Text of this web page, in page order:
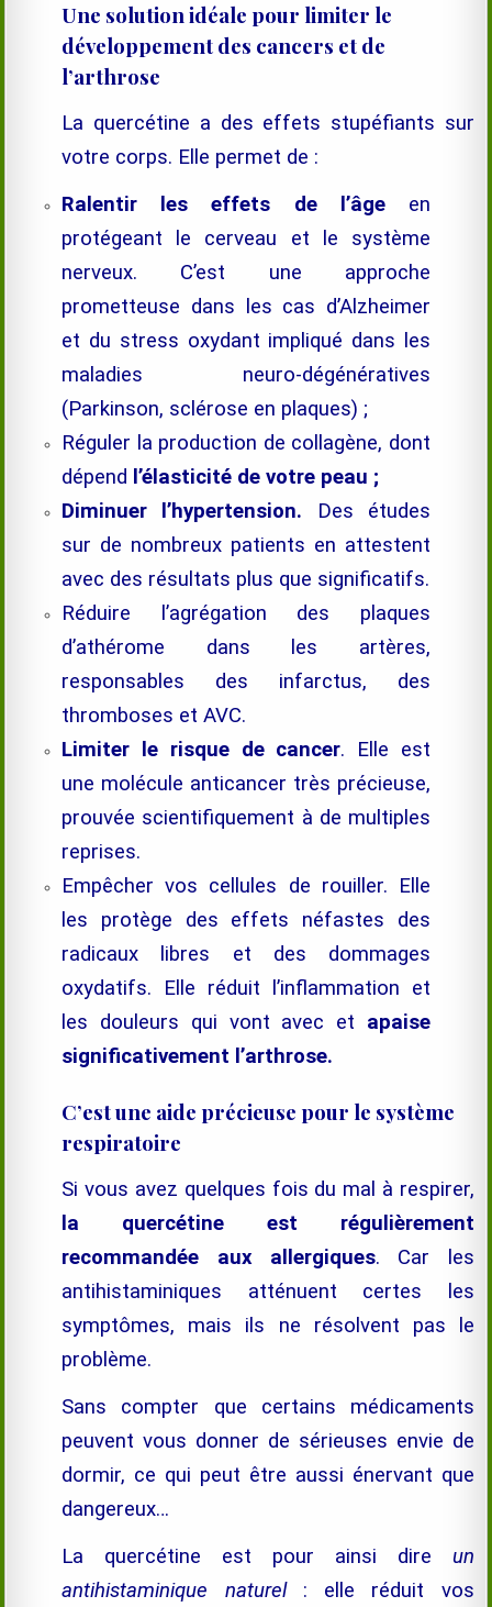
Une solution idéale pour limiter le
développement des cancers et de
l’arthrose
La quercétine a des effets stupéfiants sur
votre corps. Elle permet de :
Ralentir les effets de l’âgeen
protégeant le cerveau et le système
nerveux. C’est une approche
prometteuse dans les cas d’Alzheimer
et du stress oxydant impliqué dans les
maladies neuro-dégénératives
(Parkinson, sclérose en plaques) ;
Réguler la production de collagène, dont
dépend l’élasticité de votre peau ;
Diminuer l’hypertension.
Des études
sur de nombreux patients en attestent
avec des résultats plus que significatifs.
Réduire l’agrégation des plaques
d’athérome dans les artères,
responsables des infarctus, des
thromboses et AVC.
Limiter le risque de cancer. Elle est
une molécule anticancer très précieuse,
prouvée scientifiquement à de multiples
reprises.
Empêcher vos cellules de rouiller. Elle
les protège des effets néfastes des
radicaux libres et des dommages
oxydatifs. Elle réduit l’inflammation et
les douleurs qui vont avec et apaise
significativement l’arthrose.
C’est une aide précieuse pour le système
respiratoire
Si vous avez quelques fois du mal à respirer,
la quercétine est régulièrement
recommandée aux allergiques. Car les
antihistaminiques atténuent certes les
symptômes, mais ils ne résolvent pas le
problème.
Sans compter que certains médicaments
peuvent vous donner de sérieuses envie de
dormir, ce qui peut être aussi énervant que
dangereux…
La quercétine est pour ainsi dire un
antihistaminique naturel: elle réduit vos